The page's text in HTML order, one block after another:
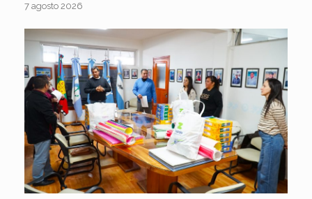
7 agosto 2026